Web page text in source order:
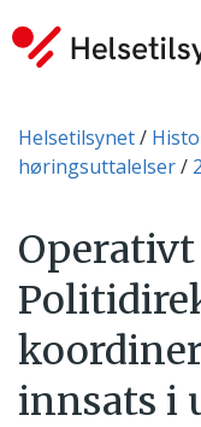
Du er her:
Helsetilsynet
høringsuttalelser
innsats i